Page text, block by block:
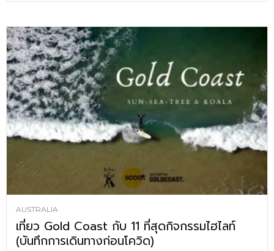
AUSTRALIA
เที่ยว Gold Coast กับ 11 ที่สุดกิจกรรมไฮไลท์
(บันทึกการเดินทางก่อนโควิด)